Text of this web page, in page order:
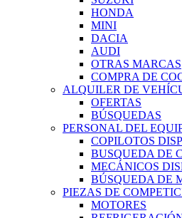
HONDA
MINI
DACIA
AUDI
OTRAS MARCAS
COMPRA DE
ALQUILER DE
OFERTAS
BÚSQUEDAS
PERSONAL DEL
COPILOTOS
BUSQUEDA DE
MECÁNICOS
BÚSQUEDA DE
PIEZAS DE
MOTORES